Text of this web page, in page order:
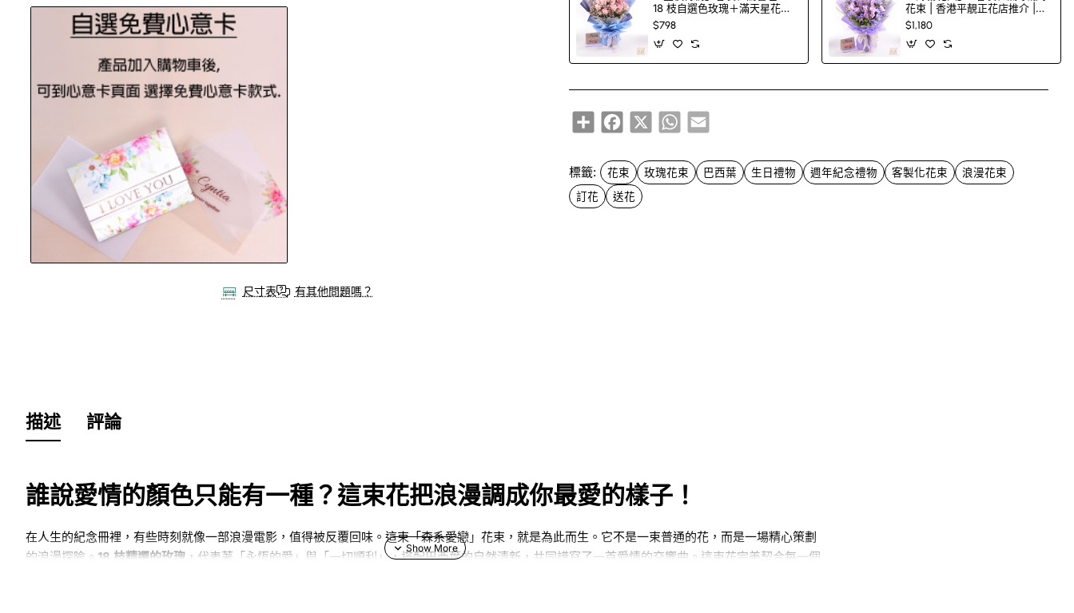
尺寸表 有其他問題嗎？
18 枝自選色玫瑰＋滿天星花束
＋印字氣球（100 色玫瑰任
選）
$798
花束 | 香港平靚正花店推介 |
FlowerG
$1,180
ShareFacebook
X WhatsApp
Email
標籤: 花束 玫瑰花束 巴西葉 生日禮物 週年紀念禮物 客製化花束
浪漫花束
訂花
送花
描述 評論
誰說愛情的顏色只能有一種？這束花把浪漫調成你最愛的樣子！
在人生的紀念冊裡，有些時刻就像一部浪漫電影，值得被反覆回味。這束「森系愛戀」花束，就是為此而生。它不是一束普通的花，而是一場精心策劃
的浪漫探險。 18 枝精選的玫瑰 ，代表著「永恆的愛」與「一切順利」，搭配巴西葉的自然清新，共同譜寫了一首愛情的交響曲。這束花完美契合每一個